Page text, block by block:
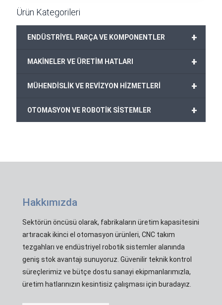
Ürün Kategorileri
+
ENDÜSTRİYEL PARÇA VE KOMPONENTLER
+
MAKİNELER VE ÜRETİM HATLARI
+
MÜHENDİSLİK VE REVİZYON HİZMETLERİ
+
OTOMASYON VE ROBOTİK SİSTEMLER
Hakkımızda
Sektörün öncüsü olarak, fabrikaların üretim kapasitesini
artıracak ikinci el otomasyon ürünleri, CNC takım
tezgahları ve endüstriyel robotik sistemler alanında
geniş stok avantajı sunuyoruz. Güvenilir teknik kontrol
süreçlerimiz ve bütçe dostu sanayi ekipmanlarımızla,
üretim hatlarınızın kesintisiz çalışması için buradayız.